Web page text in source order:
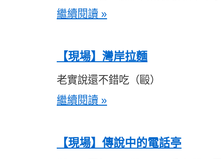
繼續閱讀 »
【現場】灣岸拉麵
老實說還不錯吃（毆）
繼續閱讀 »
【現場】傳說中的電話亭